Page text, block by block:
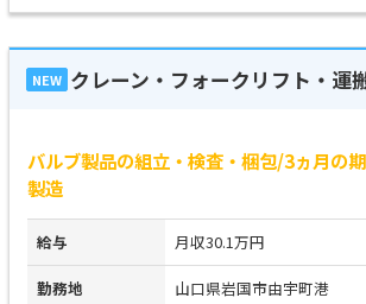
NEW クレーン・フォークリフト・運
バルブ製品の組立・検査・梱包/3ヵ月の
製造
給与 月収30.1万円
勤務地 山口県岩国市由宇町港